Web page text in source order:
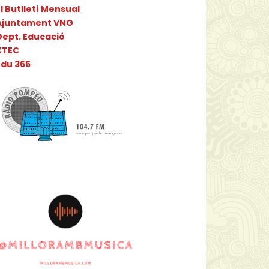
Butlletí Mensual
VNG
Educació
365